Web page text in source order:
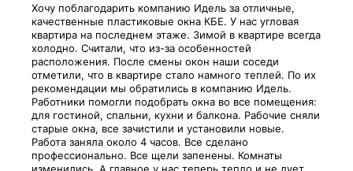
Хочу поблагодарить компанию Идель за отличные,
качественные пластиковые окна КБЕ. У нас угловая
квартира на последнем этаже. Зимой в квартире всегда
холодно. Считали, что из-за особенностей
расположения. После смены окон наши соседи
отметили, что в квартире стало намного теплей. По их
рекомендации мы обратились в компанию Идель.
Работники помогли подобрать окна во все помещения:
для гостиной, спальни, кухни и балкона. Рабочие сняли
старые окна, все зачистили и установили новые.
Работа заняла около 4 часов. Все сделано
профессионально. Все щели запенены. Комнаты
изменились. А главное у нас теперь тепло и не дует.